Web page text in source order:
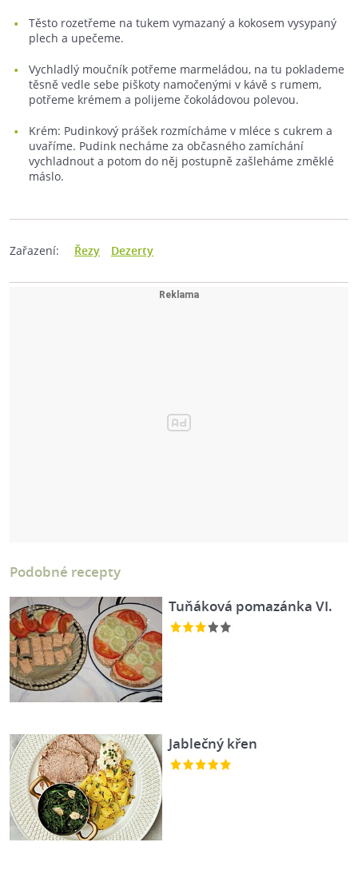
Těsto rozetřeme na tukem vymazaný a kokosem vysypaný
plech a upečeme.
Vychladlý moučník potřeme marmeládou, na tu poklademe
těsně vedle sebe piškoty namočenými v kávě s rumem,
potřeme krémem a polijeme čokoládovou polevou.
Krém: Pudinkový prášek rozmícháme v mléce s cukrem a
uvaříme. Pudink necháme za občasného zamíchání
vychladnout a potom do něj postupně zašleháme změklé
máslo.
Zařazení: Řezy Dezerty
Podobné recepty
Tuňáková pomazánka VI.
Jablečný křen